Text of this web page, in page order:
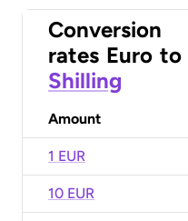
Conversion
rates Euro to
Shilling
Amount
1 EUR
10 EUR